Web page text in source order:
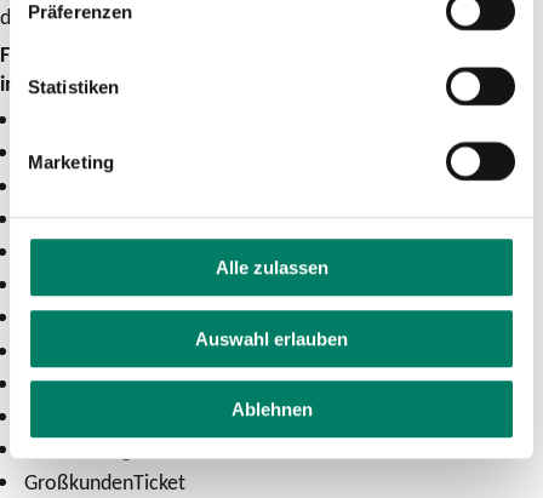
Präferenzen
Statistiken
Marketing
Alle zulassen
Auswahl erlauben
Ablehnen
die Umwelt getan.“
Folgende VRS-Abos sind in die Dankeschön-Aktion
integriert:
AzubiTicket
SemesterTicket
Formel9Ticket im Abo
MonatsTicket im Abo
MobilPassTicket im Abo
GroßkundenTicket